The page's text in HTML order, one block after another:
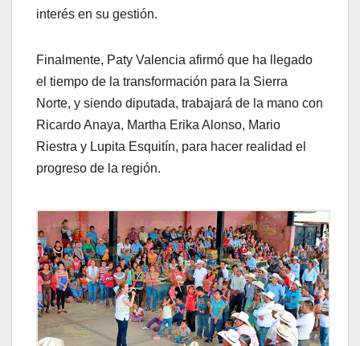
interés en su gestión.
Finalmente, Paty Valencia afirmó que ha llegado
el tiempo de la transformación para la Sierra
Norte, y siendo diputada, trabajará de la mano con
Ricardo Anaya, Martha Erika Alonso, Mario
Riestra y Lupita Esquitín, para hacer realidad el
progreso de la región.